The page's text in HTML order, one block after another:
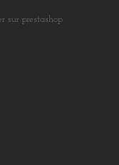
sur prestashop